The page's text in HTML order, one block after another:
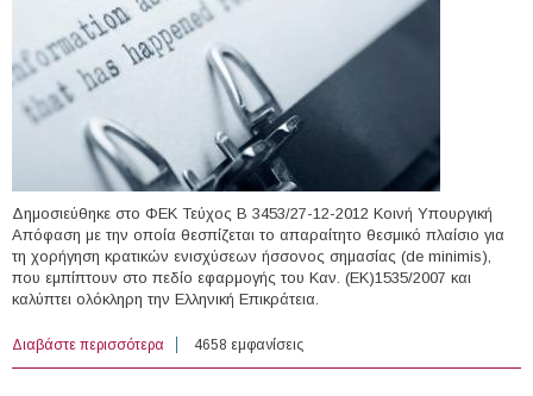
Δημοσιεύθηκε στο ΦΕΚ Τεύχος Β 3453/27-12-2012 Κοινή Υπουργική
Απόφαση με την οποία θεσπίζεται το απαραίτητο θεσμικό πλαίσιο για
τη χορήγηση κρατικών ενισχύσεων ήσσονος σημασίας (de minimis),
που εμπίπτουν στο πεδίο εφαρμογής του Καν. (ΕΚ)1535/2007 και
καλύπτει ολόκληρη την Ελληνική Επικράτεια.
Διαβάστε περισσότερα για Χορήγηση ενισχύσεων ήσσονος σημασίας (de
minimis) στον τομέα της παραγωγής γεωργικών
4658 εμφανίσεις